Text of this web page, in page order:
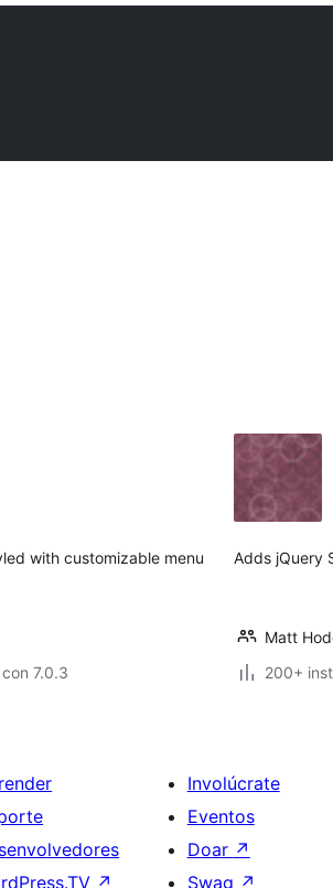
with customizable menu
7.0.3
Adds jQuery
Matt
200+
↗
Involúcrate
Eventos
Doar ↗
Swag ↗